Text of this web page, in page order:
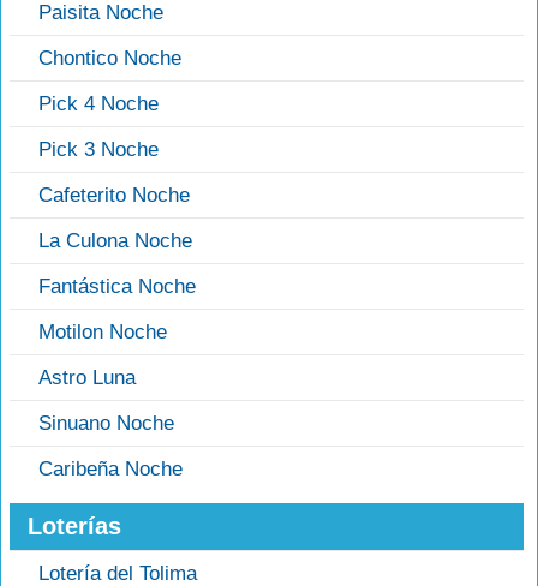
Paisita Noche
Chontico Noche
Pick 4 Noche
Pick 3 Noche
Cafeterito Noche
La Culona Noche
Fantástica Noche
Motilon Noche
Astro Luna
Sinuano Noche
Caribeña Noche
Loterías
Lotería del Tolima